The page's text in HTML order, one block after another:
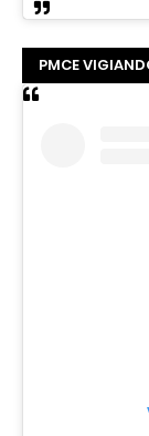
PMCE